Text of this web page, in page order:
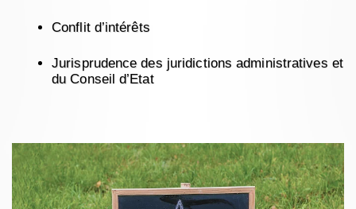
Conflit d’intérêts
Jurisprudence des juridictions administratives et
du Conseil d’Etat